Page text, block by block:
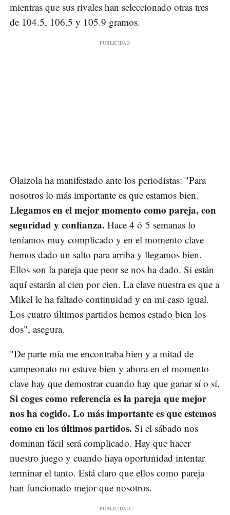
mientras que sus rivales han seleccionado otras tres
de 104.5, 106.5 y 105.9 gramos.
Olaizola ha manifestado ante los periodistas: "Para
nosotros lo más importante es que estamos bien.
Llegamos en el mejor momento como pareja, con
seguridad y confianza. Hace 4 ó 5 semanas lo
teníamos muy complicado y en el momento clave
hemos dado un salto para arriba y llegamos bien.
Ellos son la pareja que peor se nos ha dado. Si están
aquí estarán al cien por cien. La clave nuestra es que a
Mikel le ha faltado continuidad y en mi caso igual.
Los cuatro últimos partidos hemos estado bien los
dos", asegura.
"De parte mía me encontraba bien y a mitad de
campeonato no estuve bien y ahora en el momento
clave hay que demostrar cuando hay que ganar sí o sí.
Si coges como referencia es la pareja que mejor
nos ha cogido. Lo más importante es que estemos
como en los últimos partidos. Si el sábado nos
dominan fácil será complicado. Hay que hacer
nuestro juego y cuando haya oportunidad intentar
terminar el tanto. Está claro que ellos como pareja
han funcionado mejor que nosotros.